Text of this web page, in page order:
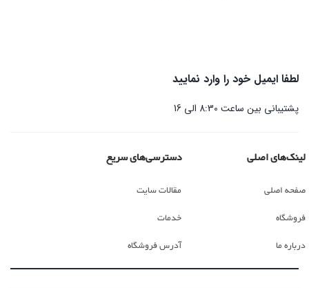
لطفا ایمیل خود را وارد نمایید
پشتیبانی بین ساعت 8:30 الی 16
لینک‌های اصلی
صفحه اصلی
فروشگاه
درباره ما
دسترسی‌های سریع
مقالات سایت
خدمات
آدرس فروشگاه